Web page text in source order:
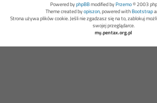
Powered byphpBBmodified byPrzemo© 2003
Theme created byopiszon, powered withBootstrap
Strona używa plików cookie. Jeśli nie zgadzasz się na to, zablokuj
swojej przeglądarce.
my.pentax.org.pl